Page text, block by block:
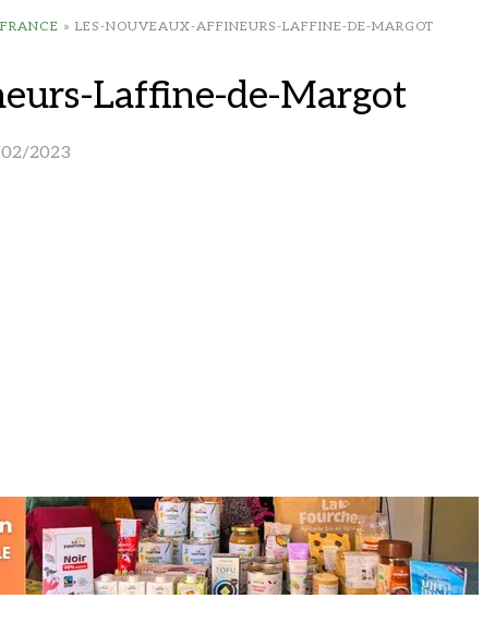
» LES-NOUVEAUX-AFFINEURS-LAFFINE-DE-MARGOT
Laffine-de-Margot
2023